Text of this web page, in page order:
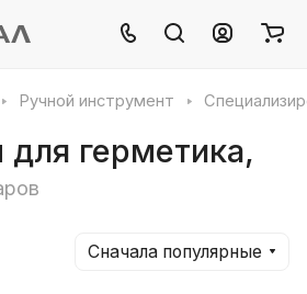
Ручной инструмент
для герметика,
Сначала популярные